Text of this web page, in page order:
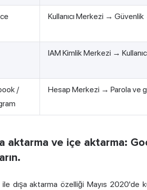
Kullanıcı Merkezi →
IAM Kimlik Merkezi →
/
Hesap Merkezi → Parola ve
aktarma ve içe aktarma:
dışa aktarma özelliği Mayıs 2020'de